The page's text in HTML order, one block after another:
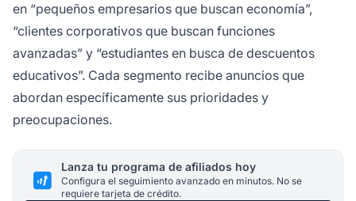
en “pequeños empresarios que buscan economía”,
“clientes corporativos que buscan funciones
avanzadas” y “estudiantes en busca de descuentos
educativos”. Cada segmento recibe anuncios que
abordan específicamente sus prioridades y
preocupaciones.
Lanza tu programa de afiliados hoy
Configura el seguimiento avanzado en minutos. No se
requiere tarjeta de crédito.